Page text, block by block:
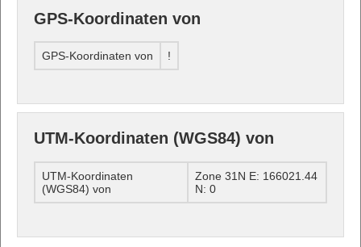
GPS-Koordinaten von
GPS-Koordinaten von !
UTM-Koordinaten (WGS84) von
UTM-Koordinaten
(WGS84) von
Zone 31N E: 166021.44
N: 0